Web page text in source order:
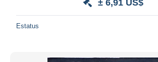
± 6,91 US$
Estatus